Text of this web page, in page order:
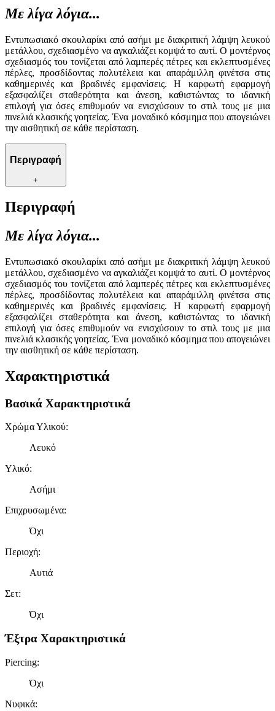
Με λίγα λόγια...
Εντυπωσιακό σκουλαρίκι από ασήμι με διακριτική λάμψη λευκού
μετάλλου, σχεδιασμένο να αγκαλιάζει κομψά το αυτί. Ο μοντέρνος
σχεδιασμός του τονίζεται από λαμπερές πέτρες και εκλεπτυσμένες
πέρλες, προσδίδοντας πολυτέλεια και απαράμιλλη φινέτσα στις
καθημερινές και βραδινές εμφανίσεις. Η καρφωτή εφαρμογή
εξασφαλίζει σταθερότητα και άνεση, καθιστώντας το ιδανική
επιλογή για όσες επιθυμούν να ενισχύσουν το στιλ τους με μια
πινελιά κλασικής γοητείας. Ένα μοναδικό κόσμημα που απογειώνει
την αισθητική σε κάθε περίσταση.
Περιγραφή
+
Περιγραφή
Με λίγα λόγια...
Εντυπωσιακό σκουλαρίκι από ασήμι με διακριτική λάμψη λευκού
μετάλλου, σχεδιασμένο να αγκαλιάζει κομψά το αυτί. Ο μοντέρνος
σχεδιασμός του τονίζεται από λαμπερές πέτρες και εκλεπτυσμένες
πέρλες, προσδίδοντας πολυτέλεια και απαράμιλλη φινέτσα στις
καθημερινές και βραδινές εμφανίσεις. Η καρφωτή εφαρμογή
εξασφαλίζει σταθερότητα και άνεση, καθιστώντας το ιδανική
επιλογή για όσες επιθυμούν να ενισχύσουν το στιλ τους με μια
πινελιά κλασικής γοητείας. Ένα μοναδικό κόσμημα που απογειώνει
την αισθητική σε κάθε περίσταση.
Χαρακτηριστικά
Βασικά Χαρακτηριστικά
Χρώμα Υλικού:
Λευκό
Υλικό:
Ασήμι
Επιχρυσωμένα:
Όχι
Περιοχή:
Αυτιά
Σετ:
Όχι
Έξτρα Χαρακτηριστικά
Piercing:
Όχι
Νυφικά: